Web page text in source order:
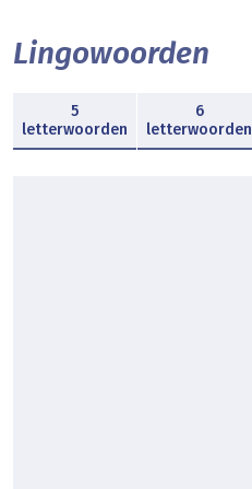
Lingowoorden
5
letterwoorden
6
letterwoorden